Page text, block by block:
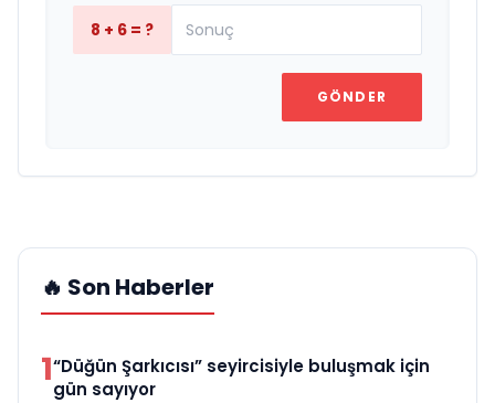
8 + 6 = ?
GÖNDER
🔥 Son Haberler
1“Düğün Şarkıcısı” seyircisiyle buluşmak için
gün sayıyor